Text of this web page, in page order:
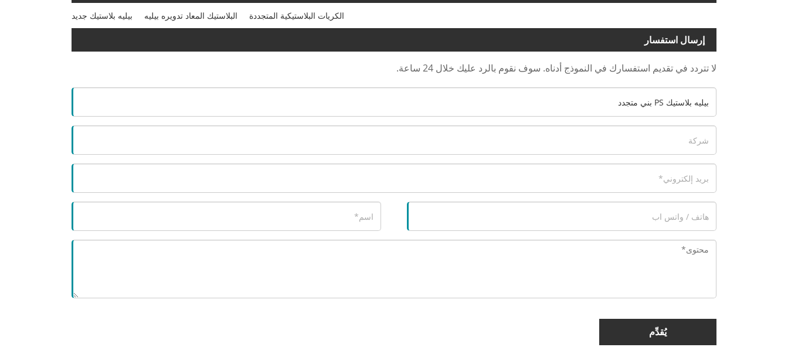
بيليه بلاستيك جديد البلاستيك المعاد تدويره بيليه الكريات البلاستيكية المتجددة
إرسال استفسار
لا تتردد في تقديم استفسارك في النموذج أدناه. سوف نقوم بالرد عليك خلال 24 ساعة.
يُقدِّم